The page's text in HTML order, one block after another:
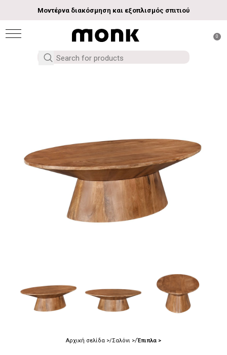
Μοντέρνα διακόσμηση και εξοπλισμός σπιτιού
0
Αρχική σελίδα Σαλόνι Έπιπλα